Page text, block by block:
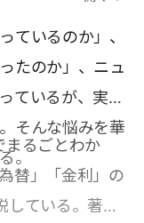
ているのか」、
たのか」、ニュ
ているが、実は
そんな悩みを華
。
まるごとわか
替」「金利」の
している。著者